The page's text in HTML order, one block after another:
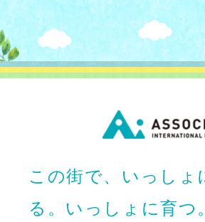
この街で、いっしょ
る。いっしょに育つ